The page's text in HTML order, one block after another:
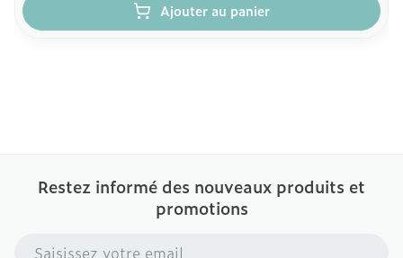
Ajouter au panier
Restez informé des nouveaux produits et
promotions
Adresse mail